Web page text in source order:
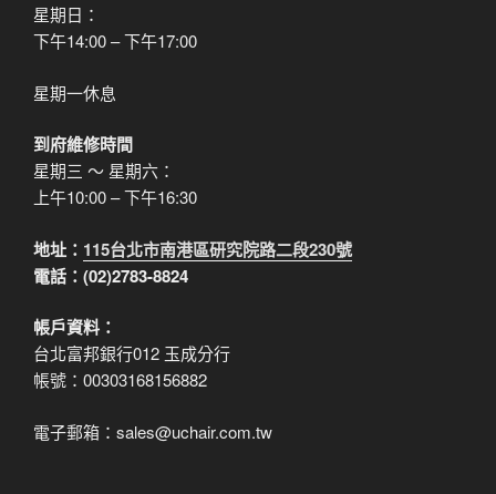
星期日：
下午14:00 – 下午17:00
星期一休息
到府維修時間
星期三 ～ 星期六：
上午10:00 – 下午16:30
地址： 115台北市南港區研究院路二段230號
電話：(02)2783-8824
帳戶資料：
台北富邦銀行012 玉成分行
帳號：00303168156882
電子郵箱：sales@uchair.com.tw